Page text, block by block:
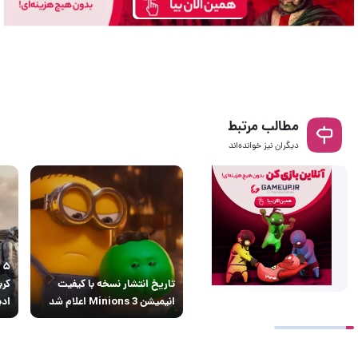
مطالب مرتبط
دیگران نیز خوانده‌اند
تاریخ انتشار نسخه با کیفیت
انیمیشن Minions 3 اعلام شد